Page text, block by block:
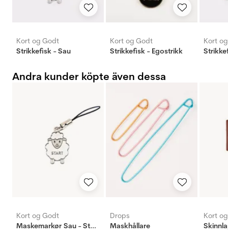
Kort og Godt
Strikkefisk - Sau
Kort og Godt
Strikkefisk - Egostrikk
Kort
Andra kunder köpte även dessa
Kort og Godt
Maskemarkør Sau - Start - Hvit
Drops
Maskhållare
Kort